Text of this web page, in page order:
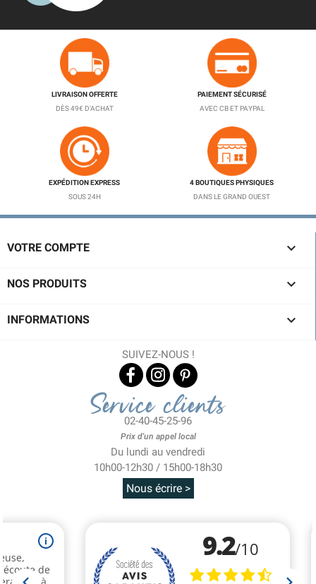
LIVRAISON OFFERTE
DÈS 49€ D'ACHAT
PAIEMENT SÉCURISÉ
AVEC CB ET PAYPAL
EXPÉDITION EXPRESS
SOUS 24H
4 BOUTIQUES PHYSIQUES
DANS LE GRAND OUEST
VOTRE COMPTE 
NOS PRODUITS 
INFORMATIONS 
SUIVEZ-NOUS !
Service clients
02-40-45-25-96
Prix d'un appel local
Du lundi au vendredi
10h00-12h30 / 15h00-18h30
Nous écrire >